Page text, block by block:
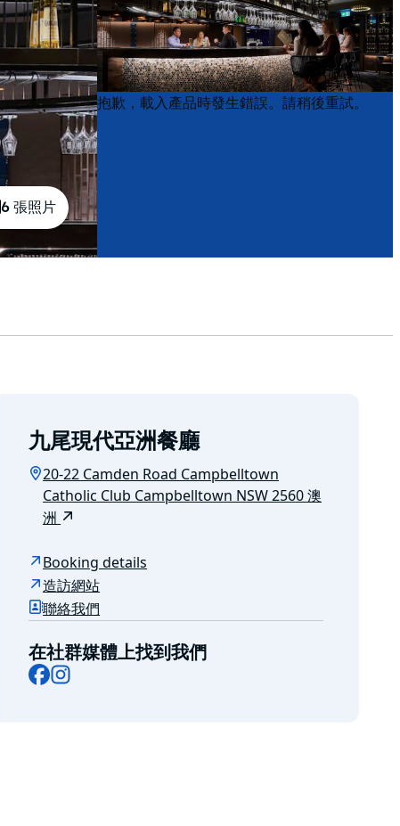
6 張照片
Product
Product
抱歉，載入產品時發生錯誤。請稍後重試。
九尾現代亞洲餐廳
20-22 Camden Road Campbelltown
Catholic Club Campbelltown NSW 2560 澳
洲
Booking details
造訪網站
聯絡我們
在社群媒體上找到我們
Facebook